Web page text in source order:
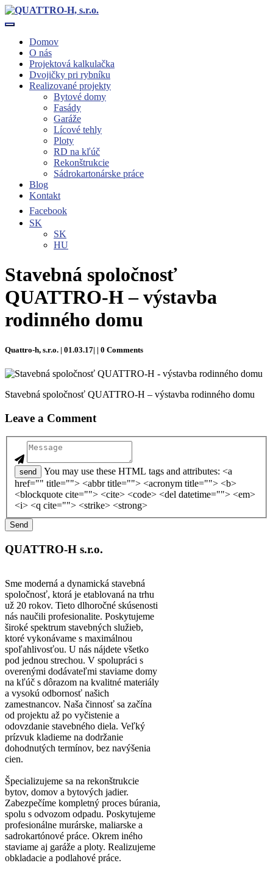
Toggle navigation
Domov
O nás
Projektová kalkulačka
Dvojičky pri rybníku
Realizované projekty
Bytové domy
Fasády
Garáže
Lícové tehly
Ploty
RD na kľúč
Rekonštrukcie
Sádrokartonárske práce
Blog
Kontakt
Facebook
SK
SK
HU
Stavebná spoločnosť
QUATTRO-H – výstavba
rodinného domu
Quattro-h, s.r.o. | 01.03.17| | 0 Comments
Stavebná spoločnosť QUATTRO-H – výstavba rodinného domu
Leave a Comment
send
You may use these HTML tags and attributes: <a
href="" title=""> <abbr title=""> <acronym title=""> <b>
<blockquote cite=""> <cite> <code> <del datetime=""> <em>
<i> <q cite=""> <strike> <strong>
QUATTRO-H s.r.o.
Sme moderná a dynamická stavebná
spoločnosť, ktorá je etablovaná na trhu
už 20 rokov. Tieto dlhoročné skúsenosti
nás naučili profesionalite. Poskytujeme
široké spektrum stavebných služieb,
ktoré vykonávame s maximálnou
spoľahlivosťou. U nás nájdete všetko
pod jednou strechou. V spolupráci s
overenými dodávateľmi staviame domy
na kľúč s dôrazom na kvalitné materiály
a vysokú odbornosť našich
zamestnancov. Naša činnosť sa začína
od projektu až po vyčistenie a
odovzdanie stavebného diela. Veľký
prízvuk kladieme na dodržanie
dohodnutých termínov, bez navýšenia
cien.
Špecializujeme sa na rekonštrukcie
bytov, domov a bytových jadier.
Zabezpečíme kompletný proces búrania,
spolu s odvozom odpadu. Poskytujeme
profesionálne murárske, maliarske a
sadrokartónové práce. Okrem iného
staviame aj garáže a ploty. Realizujeme
obkladacie a podlahové práce.